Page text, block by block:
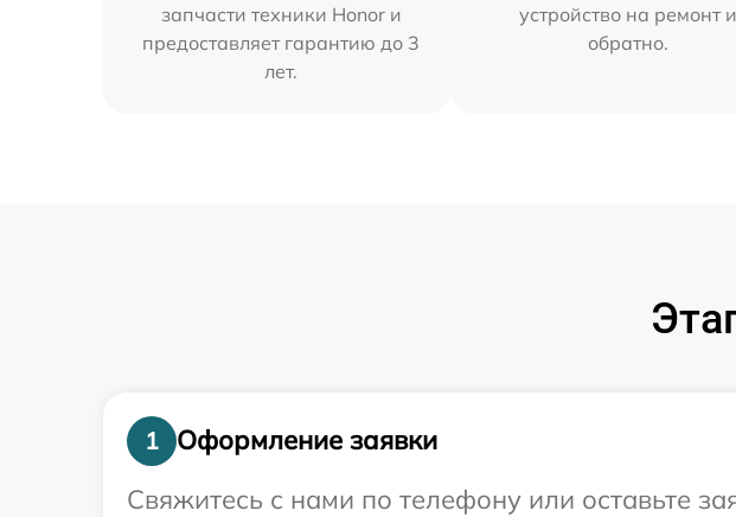
запчасти техники Honor и
предоставляет гарантию до 3
лет.
устройство на ремонт и
обратно.
1
Оформление заявки
Свяжитесь с нами по телефону или оставьте